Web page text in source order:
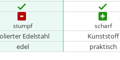
stumpf scharf
Edelstahl Kunststoff
edel praktisch